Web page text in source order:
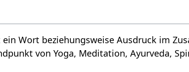
von Yoga, Meditation, Ayurveda,